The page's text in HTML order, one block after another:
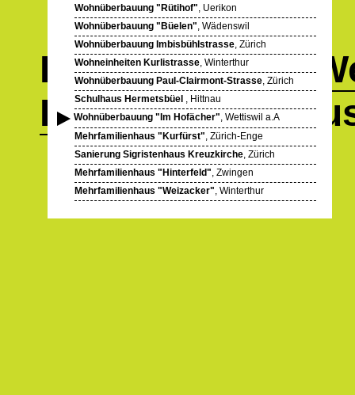
Wohnüberbauung "Rütihof", Uerikon
Wohnüberbauung "Büelen", Wädenswil
Wohnüberbauung Imbisbühlstrasse, Zürich
Wohneinheiten Kurlistrasse, Winterthur
Wohnüberbauung Paul-Clairmont-Strasse, Zürich
Schulhaus Hermetsbüel , Hittnau
Wohnüberbauung "Im Hofächer", Wettiswil a.A
Mehrfamilienhaus "Kurfürst", Zürich-Enge
Sanierung Sigristenhaus Kreuzkirche, Zürich
Mehrfamilienhaus "Hinterfeld", Zwingen
Mehrfamilienhaus "Weizacker", Winterthur
EinigeBauten,
Publikationen